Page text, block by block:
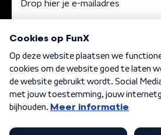
Algemene voorwaarden